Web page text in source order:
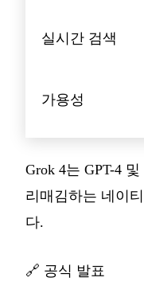
실시간 검색
가용성
Grok 4는 GPT-4
리매김하는 네이
다.
🔗 공식 발표